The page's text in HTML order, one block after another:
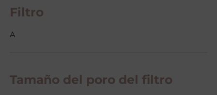
Filtro
A
Tamaño del poro del filtro